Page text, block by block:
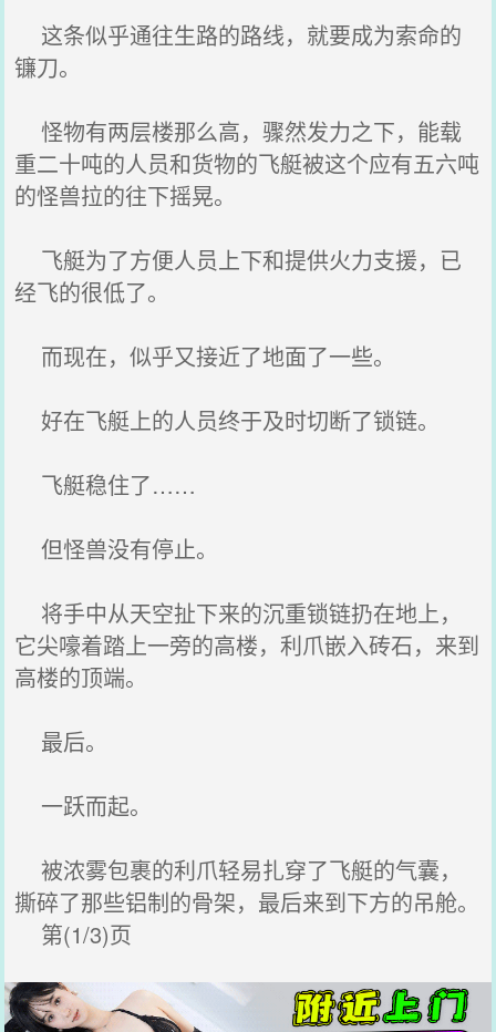
这条似乎通往生路的路线，就要成为索命的
镰刀。
怪物有两层楼那么高，骤然发力之下，能载
重二十吨的人员和货物的飞艇被这个应有五六吨
的怪兽拉的往下摇晃。
飞艇为了方便人员上下和提供火力支援，已
经飞的很低了。
而现在，似乎又接近了地面了一些。
好在飞艇上的人员终于及时切断了锁链。
飞艇稳住了……
但怪兽没有停止。
将手中从天空扯下来的沉重锁链扔在地上，
它尖嚎着踏上一旁的高楼，利爪嵌入砖石，来到
高楼的顶端。
最后。
一跃而起。
被浓雾包裹的利爪轻易扎穿了飞艇的气囊，
撕碎了那些铝制的骨架，最后来到下方的吊舱。
第(1/3)页